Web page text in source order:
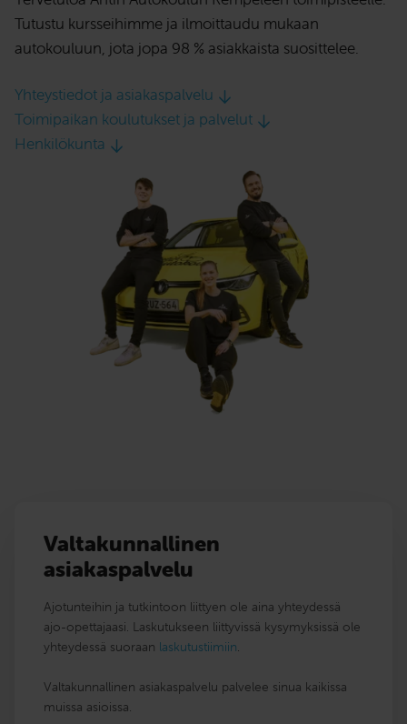
Tutustu kursseihimme ja ilmoittaudu mukaan
autokouluun, jota jopa 98 % asiakkaista suosittelee.
Yhteystiedot ja asiakaspalvelu
Toimipaikan koulutukset ja palvelut
Henkilökunta
Valtakunnallinen
asiakaspalvelu
Ajotunteihin ja tutkintoon liittyen ole aina yhteydessä
ajo-opettajaasi. Laskutukseen liittyvissä kysymyksissä ole
yhteydessä suoraan laskutustiimiin
Valtakunnallinen asiakaspalvelu palvelee sinua kaikissa
muissa asioissa.